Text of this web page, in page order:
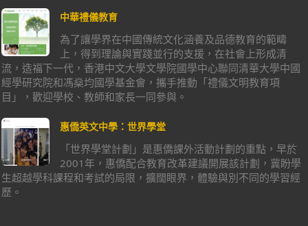
中華禮儀教育
為了讓學界在中國傳統文化涵養及品德教育的範疇
上，得到理論與實踐並行的支援，在社會上形成清
流，造福下一代，香港中文大學文學院國學中心聯同清華大學中國
經學研究院和馮燊均國學基金會，攜手推動「禮儀文明教育項
目」，歡迎學校、教師和家長一同參與。
惠僑英文中學：世界學堂
「世界學堂計劃」是惠僑課外活動計劃的重點，早於
2001年，惠僑配合教育改革建議開展該計劃，冀盼學
生超越學科課程和考試的局限，擴闊眼界，體驗與別不同的學習經
歷。